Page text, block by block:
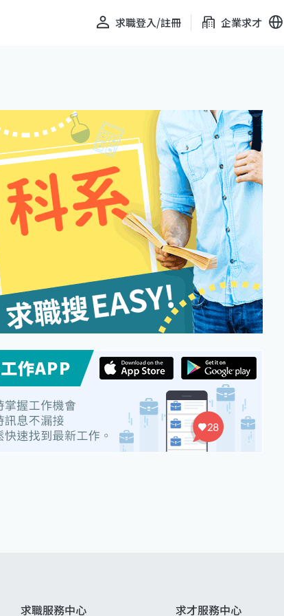
求職登入/註冊 企業求才
求職服務中心 求才服務中心